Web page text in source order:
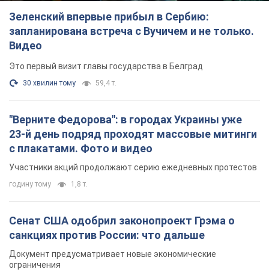
Зеленский впервые прибыл в Сербию:
запланирована встреча с Вучичем и не только.
Видео
Это первый визит главы государства в Белград
30 хвилин тому 59,4 т.
"Верните Федорова": в городах Украины уже
23-й день подряд проходят массовые митинги
с плакатами. Фото и видео
Участники акций продолжают серию ежедневных протестов
годину тому 1,8 т.
Сенат США одобрил законопроект Грэма о
санкциях против России: что дальше
Документ предусматривает новые экономические
ограничения